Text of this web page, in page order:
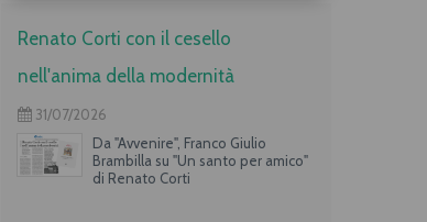
Renato Corti con il cesello
nell'anima della modernità
31/07/2026
Da "Avvenire", Franco Giulio
Brambilla su "Un santo per amico"
di Renato Corti